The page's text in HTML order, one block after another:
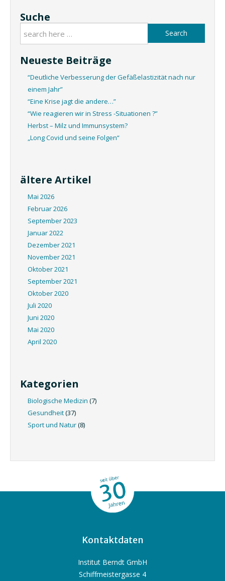
Suche
Search
Neueste Beiträge
“Deutliche Verbesserung der Gefäßelastizität nach nur
einem Jahr”
“Eine Krise jagt die andere…”
“Wie reagieren wir in Stress -Situationen ?”
Herbst – Milz und Immunsystem?
„Long Covid und seine Folgen“
ältere Artikel
Mai 2026
Februar 2026
September 2023
Januar 2022
Dezember 2021
November 2021
Oktober 2021
September 2021
Oktober 2020
Juli 2020
Juni 2020
Mai 2020
April 2020
Kategorien
Biologische Medizin (7)
Gesundheit(37)
Sport und Natur(8)
Kontaktdaten
Institut Berndt GmbH
Schiffmeistergasse 4